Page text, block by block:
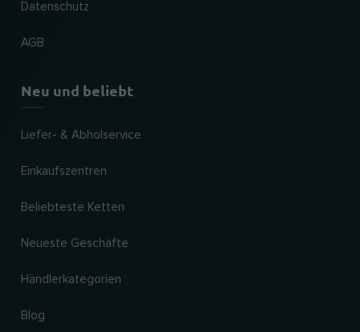
Datenschutz
AGB
Neu und beliebt
Liefer- & Abholservice
Einkaufszentren
Beliebteste Ketten
Neueste Geschäfte
Händlerkategorien
Blog